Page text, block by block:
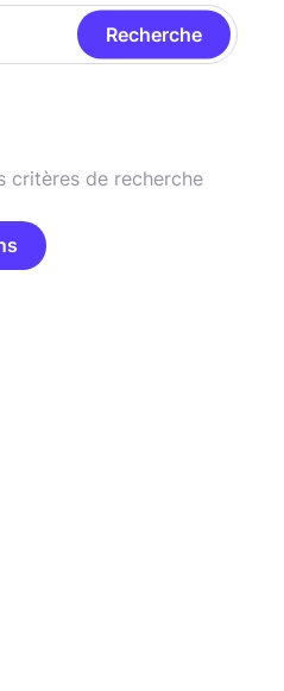
Recherche
critères de recherche